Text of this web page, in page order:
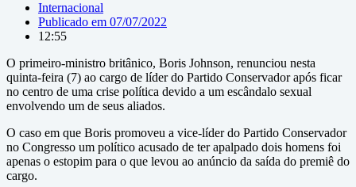
Internacional
Publicado em 07/07/2022
12:55
O primeiro-ministro britânico, Boris Johnson, renunciou nesta
quinta-feira (7) ao cargo de líder do Partido Conservador após ficar
no centro de uma crise política devido a um escândalo sexual
envolvendo um de seus aliados.
O caso em que Boris promoveu a vice-líder do Partido Conservador
no Congresso um político acusado de ter apalpado dois homens foi
apenas o estopim para o que levou ao anúncio da saída do premiê do
cargo.